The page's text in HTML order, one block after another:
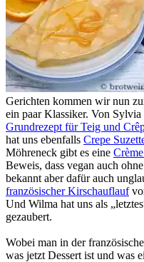
Gerichten kommen wir nun
ein paar Klassiker. Von
Grundrezept für Teig und
hat uns ebenfalls Crepe
Möhreneck gibt es eine
Beweis, dass vegan auch
bekannt aber dafür auch
französischer Kirschauflauf
Und Wilma hat uns als
gezaubert.
Wobei man in der
was jetzt Dessert ist und was